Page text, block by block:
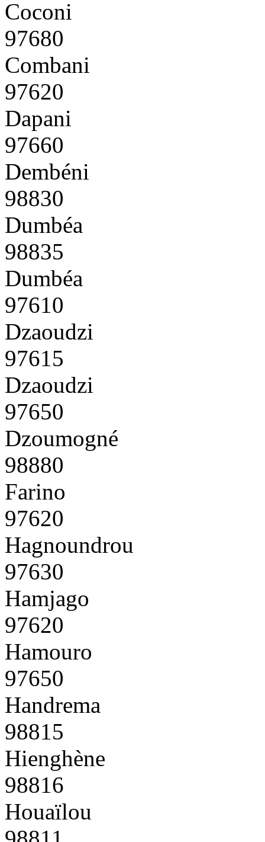
Coconi
97680
Combani
97620
Dapani
97660
Dembéni
98830
Dumbéa
98835
Dumbéa
97610
Dzaoudzi
97615
Dzaoudzi
97650
Dzoumogné
98880
Farino
97620
Hagnoundrou
97630
Hamjago
97620
Hamouro
97650
Handrema
98815
Hienghène
98816
Houaïlou